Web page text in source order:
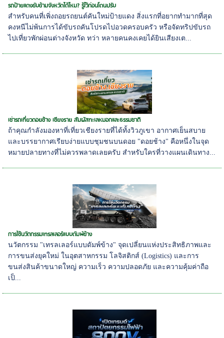
รถป้ายแดงขับข้ามจังหวัดได้ไหม? รู้ไว้ก่อนโดนปรับ
สำหรับคนที่เพิ่งถอยรถยนต์คันใหม่ป้ายแดง สิ่งแรกที่อยากทำมากที่สุด
คงหนีไม่พ้นการได้ขับรถคันโปรดไปอวดครอบครัว หรือจัดทริปขับรถ
ไปเที่ยวพักผ่อนต่างจังหวัด ทว่า หลายคนคงเคยได้ยินเสียงเต...
เช่ารถเที่ยวดอยช้าง เชียงราย สัมผัสทะเลหมอกและธรรมชาติ
ถ้าคุณกำลังมองหาที่เที่ยวเชียงรายที่ได้ทั้งวิวภูเขา อากาศเย็นสบาย
และบรรยากาศเรียบง่ายแบบชุมชนบนดอย "ดอยช้าง" คือหนึ่งในจุด
หมายปลายทางที่ไม่ควรพลาดเลยครับ สำหรับใครที่วางแผนเดินทาง...
การใช้นวัตกรรมเทรลเลอร์แบบดัมพ์ข้าง
นวัตกรรม "เทรลเลอร์แบบดัมพ์ข้าง" จุดเปลี่ยนแห่งประสิทธิภาพและ
การขนส่งยุคใหม่ ในอุตสาหกรรม โลจิสติกส์ (Logistics) และการ
ขนส่งสินค้าขนาดใหญ่ ความเร็ว ความปลอดภัย และความคุ้มค่าถือ
เป็...